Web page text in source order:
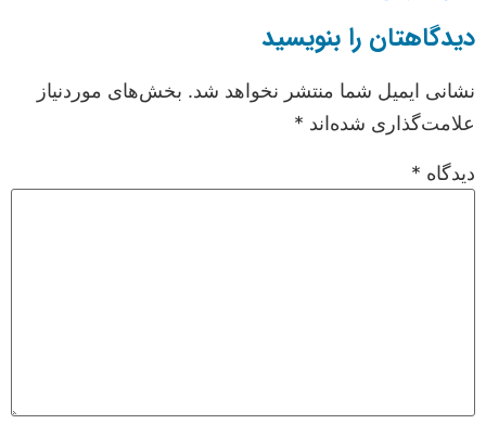
دیدگاهتان را بنویسید
نشانی ایمیل شما منتشر نخواهد شد. بخش‌های موردنیاز
علامت‌گذاری شده‌اند *
دیدگاه *